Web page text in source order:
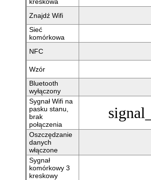
Znajdź Wifi
Sieć
komórkowa
NFC
Wzór
Bluetooth
wyłączony
Sygnał Wifi na
pasku stanu,
brak
połączenia
Oszczędzanie
danych
włączone
Sygnał
komórkowy 3
kreskowy